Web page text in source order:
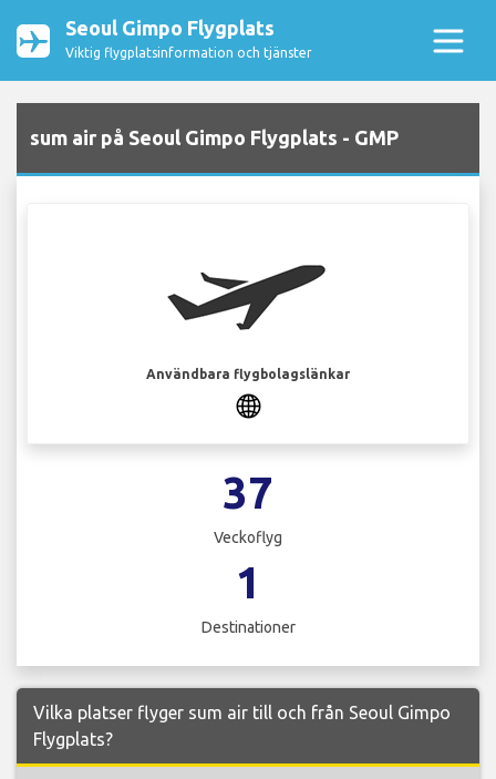
Seoul Gimpo Flygplats
Viktig flygplatsinformation och tjänster
sum air på Seoul Gimpo Flygplats - GMP
Användbara flygbolagslänkar
37
Veckoflyg
1
Destinationer
Vilka platser flyger sum air till och från Seoul Gimpo
Flygplats?